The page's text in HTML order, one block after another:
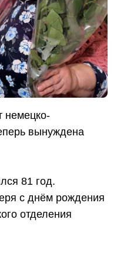
немецко-
вынуждена
81 год.
с днём рождения
отделения